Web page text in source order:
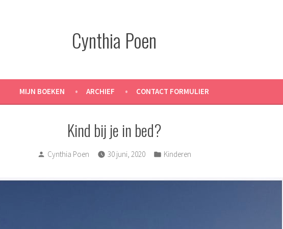
Cynthia Poen
MIJN BOEKEN ARCHIEF CONTACT FORMULIER
Kind bij je in bed?
Posted
Cynthia Poen 30 juni, 2020
Posted
Kinderen